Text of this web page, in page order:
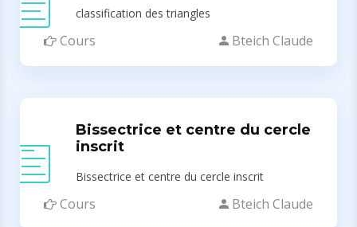
classification des triangles
Cours Bteich Claude
Bissectrice et centre du cercle
inscrit
Bissectrice et centre du cercle inscrit
Cours Bteich Claude